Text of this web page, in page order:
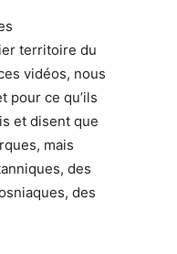
territoire du
vidéos, nous
pour ce qu’ils
et disent que
mais
des
des